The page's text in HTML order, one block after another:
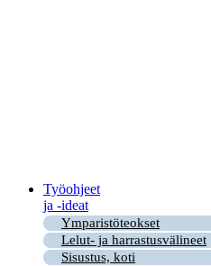
Työohjeet
ja -ideat
Ymparistöteokset
Lelut- ja harrastusvälineet
Sisustus, koti